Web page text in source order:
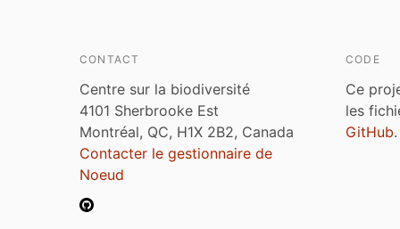
CONTACT
Centre sur la biodiversité
4101 Sherbrooke Est
Montréal, QC, H1X 2B2, Canada
Contacter le gestionnaire de
Noeud
CODE
Ce
les
GitHub.